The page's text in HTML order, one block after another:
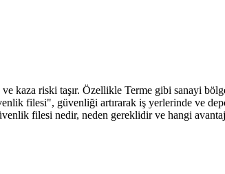
kaza riski taşır. Özellikle Terme gibi sanayi
filesi", güvenliği artırarak iş yerlerinde ve
filesi nedir, neden gereklidir ve hangi